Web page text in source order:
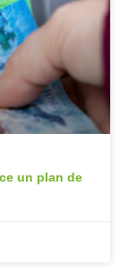
un plan de